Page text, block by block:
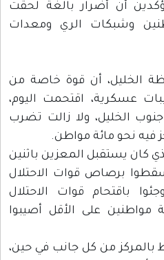
أن أضرار بالغة لحقت
وشبكات الري ومعدات
الخليل، أن قوة خاصة من
عسكرية، اقتحمت اليوم،
جنوب الخليل، ولا زالت تضرب
فيه نحو مائة مواطن.
كان يستقبل المعزين باثنين
برصاص قوات الاحتلال
باقتحام قوات الاحتلال
على الأقل أصيبوا
بالمركز من كل جانب في حين،